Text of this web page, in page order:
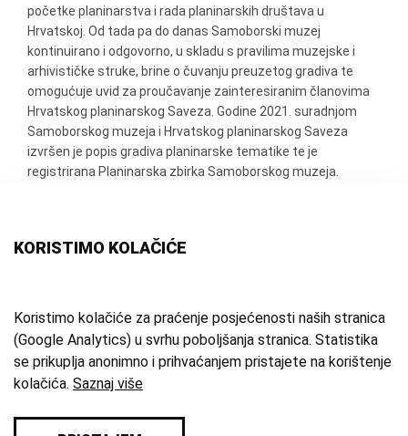
početke planinarstva i rada planinarskih društava u
Hrvatskoj. Od tada pa do danas Samoborski muzej
kontinuirano i odgovorno, u skladu s pravilima muzejske i
arhivističke struke, brine o čuvanju preuzetog gradiva te
omogućuje uvid za proučavanje zainteresiranim članovima
Hrvatskog planinarskog Saveza. Godine 2021. suradnjom
Samoborskog muzeja i Hrvatskog planinarskog Saveza
izvršen je popis gradiva planinarske tematike te je
registrirana Planinarska zbirka Samoborskog muzeja.
KORISTIMO KOLAČIĆE
Koristimo kolačiće za praćenje posjećenosti naših stranica
(Google Analytics) u svrhu poboljšanja stranica. Statistika
se prikuplja anonimno i prihvaćanjem pristajete na korištenje
kolačića. Saznaj više